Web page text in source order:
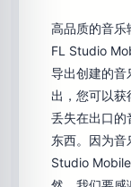
高品质的音乐
FL Studio
导出创建的音
出，您可以
丢失在出口的
东西。因为
Studio